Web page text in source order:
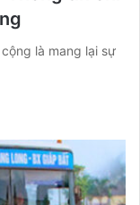
là mang lại sự